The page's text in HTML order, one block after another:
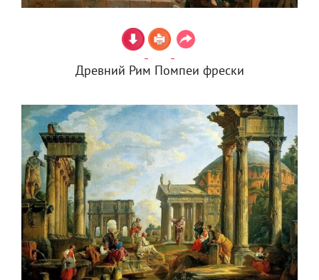
Древний Рим Помпеи фрески